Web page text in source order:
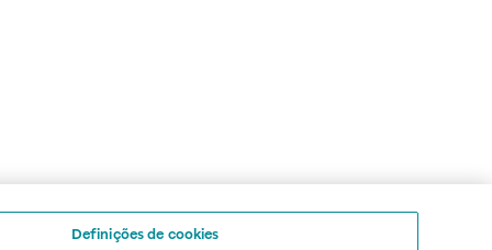
Definições de cookies